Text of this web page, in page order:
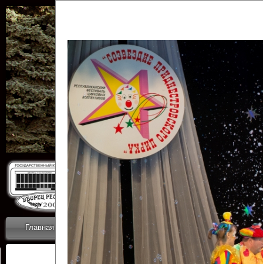
Главная Приветствие Коллективы Новости
ОТЧЕТЫ ГКЦ